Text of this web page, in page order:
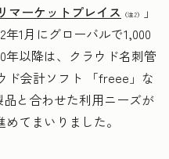
マーケットプレイス （注2）
」
1月にグローバルで1,000
年以降は、クラウド名刺管
ド会計ソフト 「freee」な
と合わせた利用ニーズが
てまいりました。